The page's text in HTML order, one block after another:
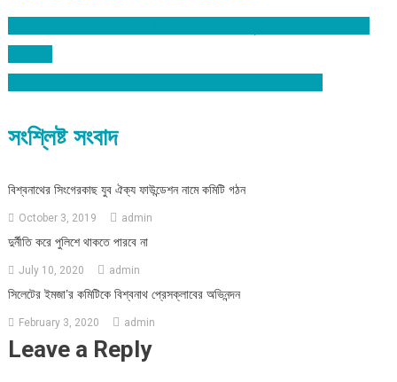
Post
navigation
সংশ্লিষ্ট সংবাদ
বিশ্বনাথের সিংগেরকাছ যুব ঐক্য ফাউন্ডেশন নামে কমিটি গঠন
October 3, 2019 admin
দুর্নীতি করে পুলিশে থাকতে পারবে না
July 10, 2020 admin
সিলেটের ইমজা’র কমিটিকে বিশ্বনাথ প্রেসক্লাবের অভিনন্দন
February 3, 2020 admin
Leave a Reply